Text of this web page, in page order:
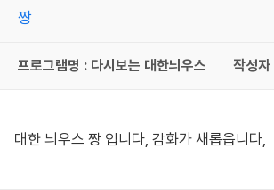
짱
프로그램명 : 다시보는 대한늬우스 작성
대한 늬우스 짱 입니다, 감화가 새롭읍니다,